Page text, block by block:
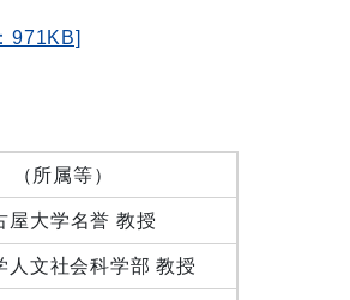
971KB]
（所属等）
屋大学名誉 教授
人文社会科学部 教授